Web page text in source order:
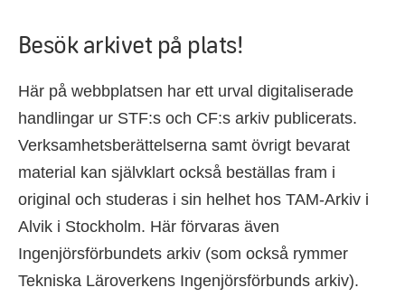
Besök arkivet på plats!
Här på webbplatsen har ett urval digitaliserade
handlingar ur STF:s och CF:s arkiv publicerats.
Verksamhetsberättelserna samt övrigt bevarat
material kan självklart också beställas fram i
original och studeras i sin helhet hos TAM-Arkiv i
Alvik i Stockholm. Här förvaras även
Ingenjörsförbundets arkiv (som också rymmer
Tekniska Läroverkens Ingenjörsförbunds arkiv).